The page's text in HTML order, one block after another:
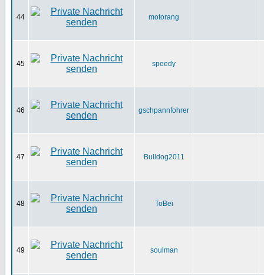
44 motorang
45 speedy
46 gschpannfohrer
47 Bulldog2011
48 ToBei
49 soulman